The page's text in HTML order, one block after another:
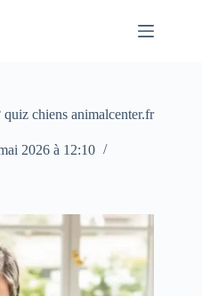
chiens animalcenter.fr
2026 à 12:10